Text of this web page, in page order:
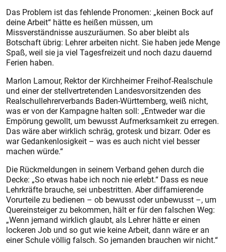
Das Problem ist das fehlende Pronomen: „keinen Bock auf
deine Arbeit“ hätte es heißen müssen, um
Missverständnisse auszuräumen. So aber bleibt als
Botschaft übrig: Lehrer arbeiten nicht. Sie haben jede Menge
Spaß, weil sie ja viel Tagesfreizeit und noch dazu dauernd
Ferien haben.
Marlon Lamour, Rektor der Kirchheimer Freihof-Realschule
und einer der stellvertretenden Landesvorsitzenden des
Realschullehrerverbands Baden-Württemberg, weiß nicht,
was er von der Kampagne halten soll: „Entweder war die
Empörung gewollt, um bewusst Aufmerksamkeit zu erregen.
Das wäre aber wirklich schräg, grotesk und bizarr. Oder es
war Gedankenlosigkeit – was es auch nicht viel besser
machen würde.“
Die Rückmeldungen in seinem Verband gehen durch die
Decke: „So etwas habe ich noch nie erlebt.“ Dass es neue
Lehrkräfte brauche, sei unbestritten. Aber diffamierende
Vorurteile zu bedienen – ob bewusst oder unbewusst –, um
Quereinsteiger zu bekommen, hält er für den falschen Weg:
„Wenn jemand wirklich glaubt, als Lehrer hätte er einen
lockeren Job und so gut wie keine Arbeit, dann wäre er an
einer Schule völlig falsch. So jemanden brauchen wir nicht.“